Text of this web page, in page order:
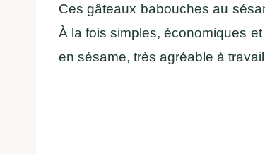
Ces gâteaux babouches au
À la fois simples, économiques
en sésame, très agréable à